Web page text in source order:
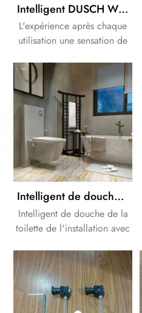
Intelligent DUSCH WC bidet douche siège de Toilette blanc bidet siège de toilette Design sans monture
L'expérience après chaque
utilisation une sensation de
fraîcheur.Ce processus est
également plus efficace et
plus saine que de nettoyer
avec du papier toilette.
Intelligent de douche de la toilette de l'installation avec Armoire blanche citerne
Intelligent de douche de la
toilette de l'installation avec
citerne.Ce processus est
également plus efficace et
plus saine que de nettoyer
avec du papier toilette.